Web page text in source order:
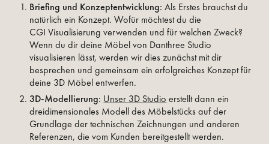
Briefing und Konzeptentwicklung: Als Erstes brauchst du
natürlich ein Konzept. Wofür möchtest du die
CGI Visualisierung verwenden und für welchen Zweck?
Wenn du dir deine Möbel von Danthree Studio
visualisieren lässt, werden wir dies zunächst mit dir
besprechen und gemeinsam ein erfolgreiches Konzept für
deine 3D Möbel entwerfen.
3D-Modellierung: Unser 3D Studio erstellt dann ein
dreidimensionales Modell des Möbelstücks auf der
Grundlage der technischen Zeichnungen und anderen
Referenzen, die vom Kunden bereitgestellt werden.